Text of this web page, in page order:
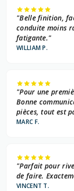
"Belle finition,
conduite moins
fatigante."
WILLIAM P.
"Pour une
Bonne
pièces, tout est
MARC F.
"Parfait pour
de faire.
VINCENT T.